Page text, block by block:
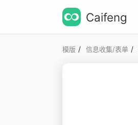
Caifeng
模版 / 信息收集/表单 /